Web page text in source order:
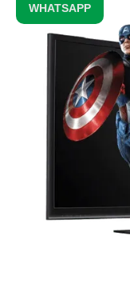
WHATSAPP